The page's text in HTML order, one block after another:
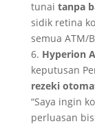
tunai tanpa
sidik retina
semua ATM/
6. Hyperion
keputusan
rezeki
“Saya ingin
perluasan